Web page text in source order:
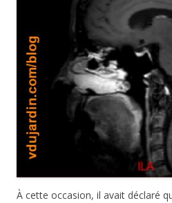
À cette occasion, il avait déclaré